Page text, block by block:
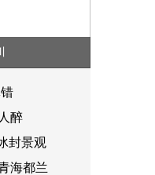
醉
封景观
海都兰